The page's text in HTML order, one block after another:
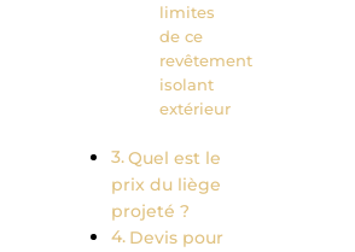
limites
de ce
revêtement
isolant
extérieur
Quel est le
prix du liège
projeté ?
Devis pour